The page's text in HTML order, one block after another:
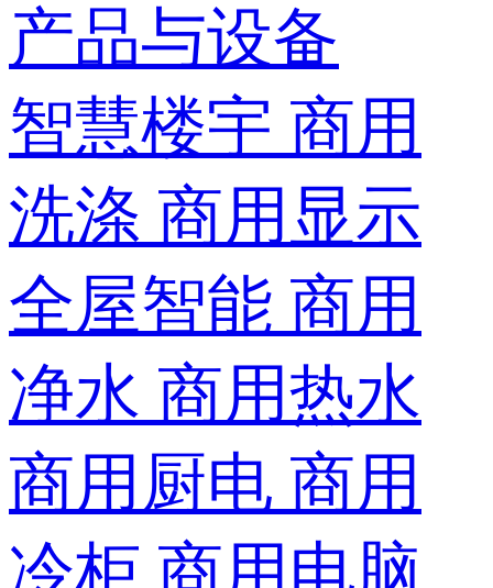
产品与设备
智慧楼宇 商用
洗涤 商用显示
全屋智能 商用
净水 商用热水
商用厨电 商用
冷柜 商用电脑